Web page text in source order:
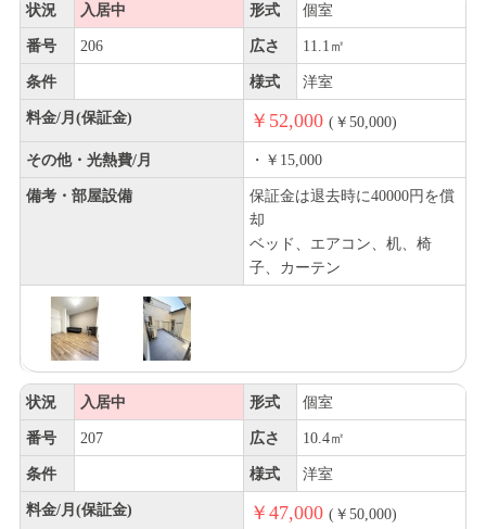
状況 入居中 形式 個室
番号 206 広さ 11.1㎡
条件 様式 洋室
料金/月(保証金) ￥52,000 (￥50,000)
その他・光熱費/月 ・￥15,000
備考・部屋設備
保証金は退去時に40000円を償
却
ベッド、エアコン、机、椅
子、カーテン
状況 入居中 形式 個室
番号 207 広さ 10.4㎡
条件 様式 洋室
料金/月(保証金) ￥47,000 (￥50,000)